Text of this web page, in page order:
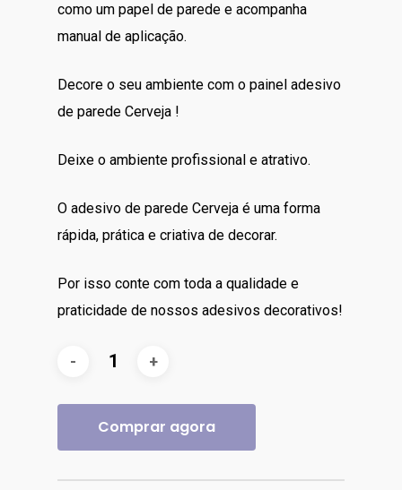
como um papel de parede e acompanha
manual de aplicação.
Decore o seu ambiente com o painel adesivo
de parede Cerveja !
Deixe o ambiente profissional e atrativo.
O adesivo de parede Cerveja é uma forma
rápida, prática e criativa de decorar.
Por isso conte com toda a qualidade e
praticidade de nossos adesivos decorativos!
Comprar agora